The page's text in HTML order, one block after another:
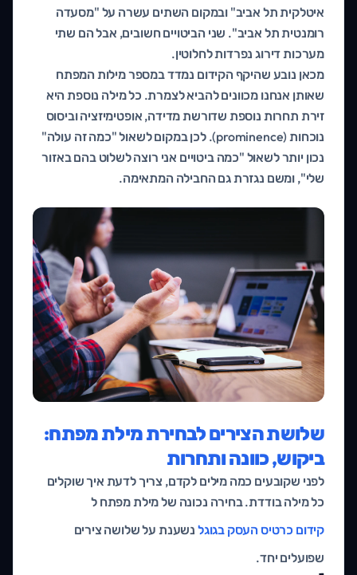
איטלקית תל אביב" ובמקום השתים עשרה על "מסעדה
רומנטית תל אביב". שני הביטויים חשובים, אבל הם שתי
מערכות דירוג נפרדות לחלוטין.
מכאן נובע שהיקף הקידום נמדד במספר מילות המפתח
שאותן אנחנו מכוונים להביא לצמרת. כל מילה נוספת היא
זירת תחרות נוספת שדורשת מדידה, אופטימיזציה וביסוס
נוכחות (prominence). לכן במקום לשאול "כמה זה עולה"
נכון יותר לשאול "כמה ביטויים אני רוצה לשלוט בהם באזור
שלי", ומשם נגזרת גם החבילה המתאימה.
שלושת הצירים לבחירת מילת מפתח:
ביקוש, כוונה ותחרות
לפני שקובעים כמה מילים לקדם, צריך לדעת איך שוקלים
כל מילה בודדת. בחירה נכונה של מילת מפתח ל
קידום כרטיס העסק בגוגל נשענת על שלושה צירים
שפועלים יחד.